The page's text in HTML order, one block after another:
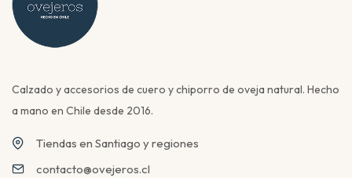
Calzado y accesorios de cuero y chiporro de oveja natural. Hecho
a mano en Chile desde 2016.
Tiendas en Santiago y regiones
contacto@ovejeros.cl